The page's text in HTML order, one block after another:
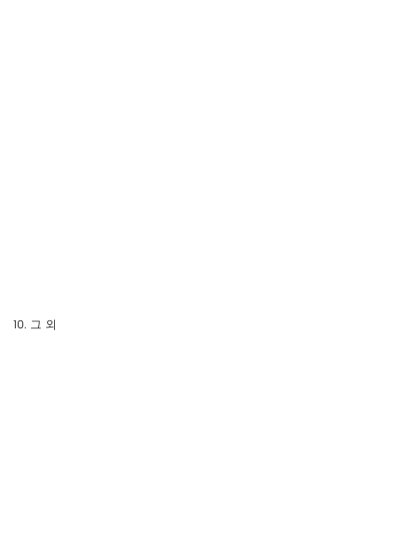
10. 그 외